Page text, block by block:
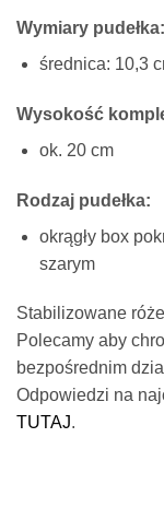
Wymiary pudełka:
średnica: 10,3
Wysokość
ok. 20 cm
Rodzaj pudełka:
okrągły box
szarym
Stabilizowane
Polecamy aby
bezpośrednim
Odpowiedzi na
TUTAJ.